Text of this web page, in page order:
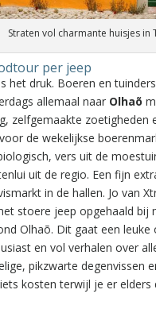
Straten vol charmante huisjes in
per jeep
het druk. Boeren en
allemaal naar Olhaõ
zelfgemaakte zoetigheden
de wekelijkse
vers uit de
uit de regio. Een fijn
in de hallen. Jo van
stoere jeep opgehaald bij
Olhaõ. Dit gaat een leuke
en vol verhalen over
pikzwarte degenvissen
kosten terwijl je er